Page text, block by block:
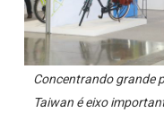
Concentrando grande
Taiwan é eixo